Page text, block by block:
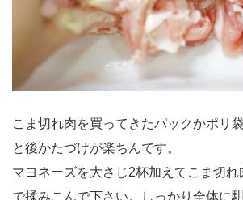
こま切れ肉を買ってきたパックかポリ
と後かたづけが楽ちんです。
マヨネーズを大さじ2杯加えてこま切れ
で揉みこんで下さい。しっかり全体に